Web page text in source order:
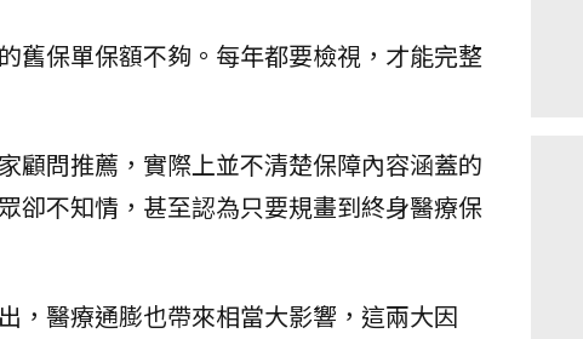
舊保單保額不夠。每年都要檢視，才能完整
顧問推薦，實際上並不清楚保障內容涵蓋的
卻不知情，甚至認為只要規畫到終身醫療保
，醫療通膨也帶來相當大影響，這兩大因